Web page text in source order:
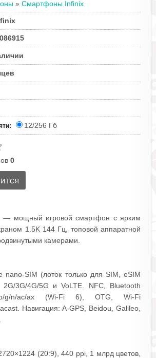
» Смартфоны Infinix
12/256 Гб
0
— мощный игровой смартфон с ярким
1.5K 144 Гц, топовой аппаратной
камерами.
nano‑SIM (лоток только для SIM, eSIM
2G/3G/4G/5G и VoLTE. NFC, Bluetooth
g/n/ac/ax (Wi‑Fi 6), OTG, Wi‑Fi
Навигация: A‑GPS, Beidou, Galileo,
(20:9), 440 ppi, 1 млрд цветов,